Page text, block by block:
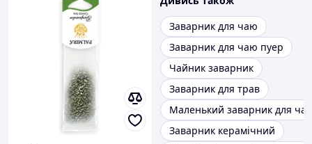
Заварник для чаю
Заварник для чаю пуер
Чайник заварник
Заварник для трав
Маленький заварник для
Заварник керамічний